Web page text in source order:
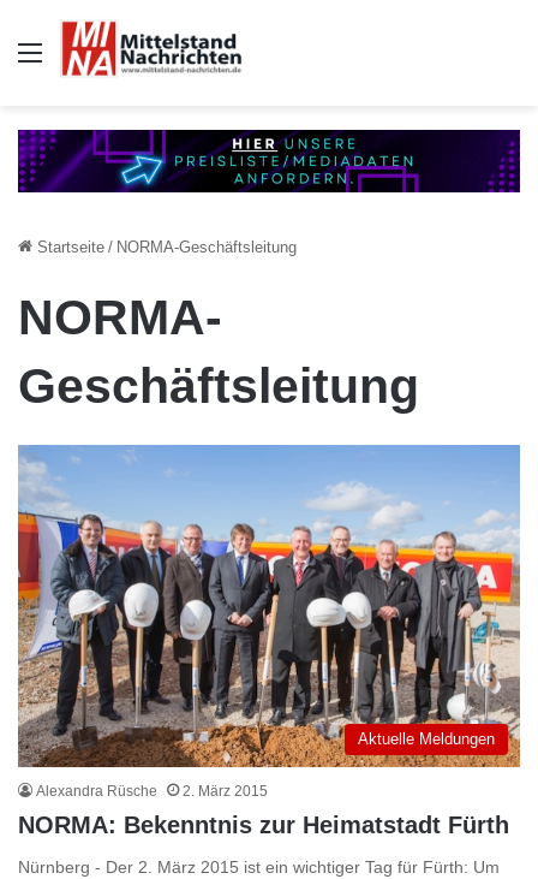
Auswahl
Startseite / NORMA-Geschäftsleitung
NORMA-
Geschäftsleitung
Aktuelle Meldungen
Alexandra Rüsche 2. März 2015
NORMA: Bekenntnis zur Heimatstadt Fürth
Nürnberg - Der 2. März 2015 ist ein wichtiger Tag für Fürth: Um